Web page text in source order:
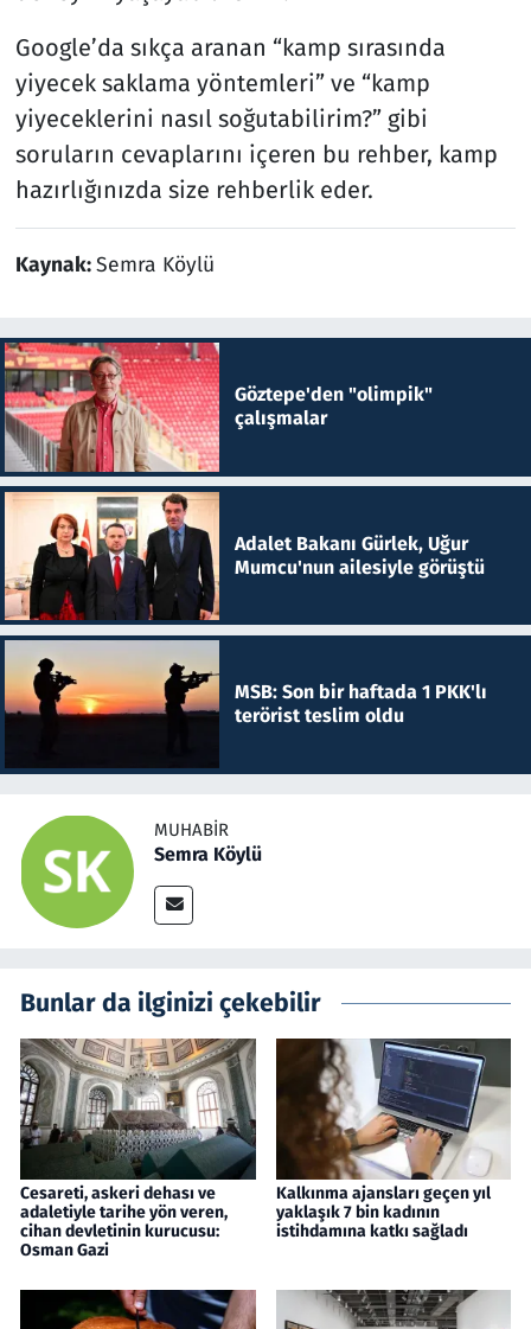
Google’da sıkça aranan “kamp sırasında
yiyecek saklama yöntemleri” ve “kamp
yiyeceklerini nasıl soğutabilirim?” gibi
soruların cevaplarını içeren bu rehber, kamp
hazırlığınızda size rehberlik eder.
Kaynak:Semra Köylü
Göztepe'den "olimpik"
çalışmalar
Adalet Bakanı Gürlek, Uğur
Mumcu'nun ailesiyle görüştü
MSB: Son bir haftada 1 PKK'lı
terörist teslim oldu
MUHABIR
Semra Köylü
Bunlar da ilginizi çekebilir
Cesareti, askeri dehası ve
adaletiyle tarihe yön veren,
cihan devletinin kurucusu:
Osman Gazi
Kalkınma ajansları geçen yıl
yaklaşık 7 bin kadının
istihdamına katkı sağladı